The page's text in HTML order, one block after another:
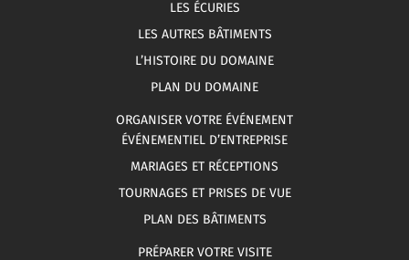
LES ÉCURIES
LES AUTRES BÂTIMENTS
L’HISTOIRE DU DOMAINE
PLAN DU DOMAINE
ORGANISER VOTRE ÉVÉNEMENT
ÉVÉNEMENTIEL D’ENTREPRISE
MARIAGES ET RÉCEPTIONS
TOURNAGES ET PRISES DE VUE
PLAN DES BÂTIMENTS
PRÉPARER VOTRE VISITE